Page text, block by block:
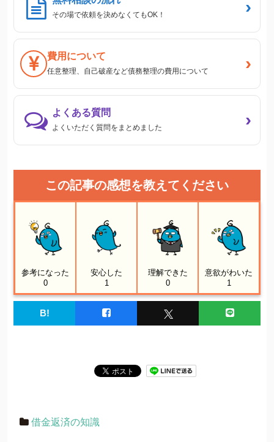
その場で依頼を決めなくてもOK！ ›
費用について
任意整理、自己破産など債務整理の費用について ›
よくある質問
よくいただく質問をまとめました ›
この記事の感想を教えてください
参考になった
0
安心した
1
理解できた
0
意欲がわいた
1
B!
借金返済の知識